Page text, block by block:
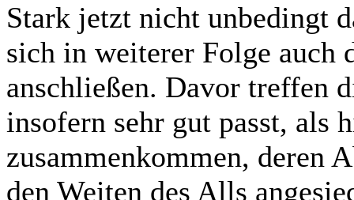
Stark jetzt nicht unbedingt
sich in weiterer Folge auch
anschließen. Davor treffen
insofern sehr gut passt, als
zusammenkommen, deren
den Weiten des Alls